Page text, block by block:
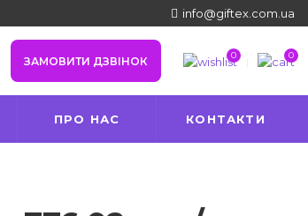
info@giftex.com.ua
ЗАМОВИТИ ДЗВІНОК 0 0
ПРО НАС КОНТАКТИ